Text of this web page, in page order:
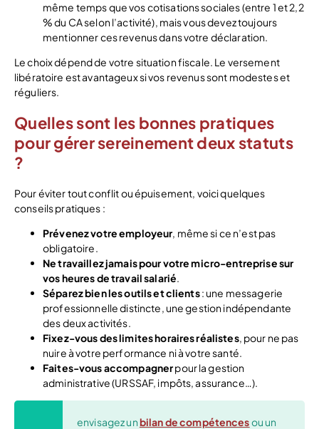
même temps que vos cotisations sociales (entre 1 et 2,2
% du CA selon l’activité), mais vous devez toujours
mentionner ces revenus dans votre déclaration.
Le choix dépend de votre situation fiscale. Le versement
libératoire est avantageux si vos revenus sont modestes et
réguliers.
Quelles sont les bonnes pratiques
pour gérer sereinement deux statuts
?
Pour éviter tout conflit ou épuisement, voici quelques
conseils pratiques :
Prévenez votre employeur, même si ce n’est pas
obligatoire.
Ne travaillez jamais pour votre micro-entreprise sur
vos heures de travail salarié.
Séparez bien les outils et clients: une messagerie
professionnelle distincte, une gestion indépendante
des deux activités.
Fixez-vous des limites horaires réalistes, pour ne pas
nuire à votre performance ni à votre santé.
Faites-vous accompagnerpour la gestion
administrative (URSSAF, impôts, assurance…).
envisagez unbilan de compétencesou un